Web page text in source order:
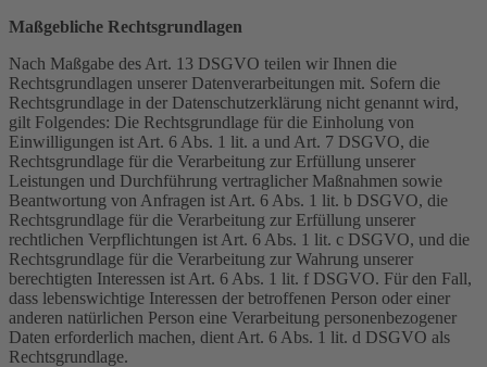
Maßgebliche Rechtsgrundlagen
Nach Maßgabe des Art. 13 DSGVO teilen wir Ihnen die
Rechtsgrundlagen unserer Datenverarbeitungen mit. Sofern die
Rechtsgrundlage in der Datenschutzerklärung nicht genannt wird,
gilt Folgendes: Die Rechtsgrundlage für die Einholung von
Einwilligungen ist Art. 6 Abs. 1 lit. a und Art. 7 DSGVO, die
Rechtsgrundlage für die Verarbeitung zur Erfüllung unserer
Leistungen und Durchführung vertraglicher Maßnahmen sowie
Beantwortung von Anfragen ist Art. 6 Abs. 1 lit. b DSGVO, die
Rechtsgrundlage für die Verarbeitung zur Erfüllung unserer
rechtlichen Verpflichtungen ist Art. 6 Abs. 1 lit. c DSGVO, und die
Rechtsgrundlage für die Verarbeitung zur Wahrung unserer
berechtigten Interessen ist Art. 6 Abs. 1 lit. f DSGVO. Für den Fall,
dass lebenswichtige Interessen der betroffenen Person oder einer
anderen natürlichen Person eine Verarbeitung personenbezogener
Daten erforderlich machen, dient Art. 6 Abs. 1 lit. d DSGVO als
Rechtsgrundlage.